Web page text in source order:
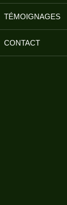
TÉMOIGNAGES
CONTACT